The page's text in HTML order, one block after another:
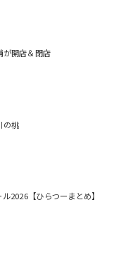
が開店＆閉店
の桃
2026【ひらつーまとめ】